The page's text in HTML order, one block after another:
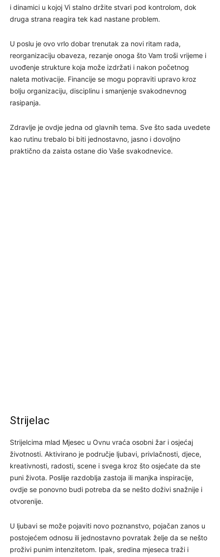
i dinamici u kojoj Vi stalno držite stvari pod kontrolom, dok
druga strana reagira tek kad nastane problem.
U poslu je ovo vrlo dobar trenutak za novi ritam rada,
reorganizaciju obaveza, rezanje onoga što Vam troši vrijeme i
uvođenje strukture koja može izdržati i nakon početnog
naleta motivacije. Financije se mogu popraviti upravo kroz
bolju organizaciju, disciplinu i smanjenje svakodnevnog
rasipanja.
Zdravlje je ovdje jedna od glavnih tema. Sve što sada uvedete
kao rutinu trebalo bi biti jednostavno, jasno i dovoljno
praktično da zaista ostane dio Vaše svakodnevice.
Strijelac
Strijelcima mlad Mjesec u Ovnu vraća osobni žar i osjećaj
životnosti. Aktivirano je područje ljubavi, privlačnosti, djece,
kreativnosti, radosti, scene i svega kroz što osjećate da ste
puni života. Poslije razdoblja zastoja ili manjka inspiracije,
ovdje se ponovno budi potreba da se nešto doživi snažnije i
otvorenije.
U ljubavi se može pojaviti novo poznanstvo, pojačan zanos u
postojećem odnosu ili jednostavno povratak želje da se nešto
proživi punim intenzitetom. Ipak, sredina mjeseca traži i